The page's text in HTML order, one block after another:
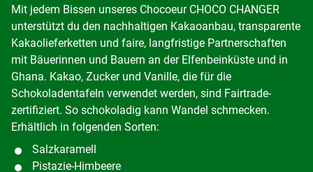
Mit jedem Bissen unseres Chocoeur CHOCO CHANGER
unterstützt du den nachhaltigen Kakaoanbau, transparente
Kakaolieferketten und faire, langfristige Partnerschaften
mit Bäuerinnen und Bauern an der Elfenbeinküste und in
Ghana. Kakao, Zucker und Vanille, die für die
Schokoladentafeln verwendet werden, sind Fairtrade-
zertifiziert. So schokoladig kann Wandel schmecken.
Erhältlich in folgenden Sorten:
Salzkaramell
Pistazie-Himbeere